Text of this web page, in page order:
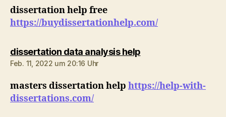
dissertation help free
https://buydissertationhelp.com/
dissertation data analysis helpsagt:
Feb. 11, 2022 um 20:16 Uhr
masters dissertation help https://help-with-
dissertations.com/